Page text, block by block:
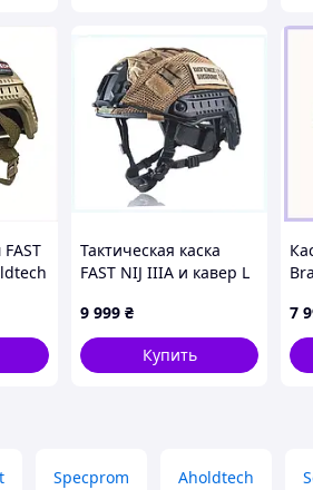
Тактическая каска
FAST NIJ IIIA и кавер L
8E8X164M21
9 999 ₴
Купить
7
Specprom Aholdtech